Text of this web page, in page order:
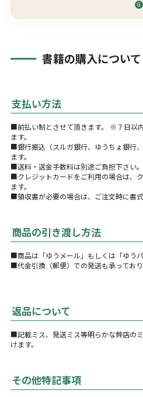
G
書籍の購入について
支払い方法
■前払い制とさせて頂きます。 ※７日以
ます。
■銀行振込（スルガ銀行、ゆうちょ銀行
ます。
■送料・送金手数料は別途ご負担下さい。
■クレジットカードをご利用の場合は、
ます。
■領収書が必要の場合は、ご注文時に書
商品の引き渡し方法
■商品は「ゆうメール」もしくは「ゆう
■代金引換（郵便）での発送も承っており
返品について
■記載ミス、発送ミス等明らかな弊店の
けます。
その他特記事項